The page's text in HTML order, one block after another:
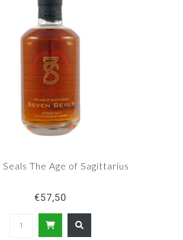
Seals The Age of Sagittarius
€57,50